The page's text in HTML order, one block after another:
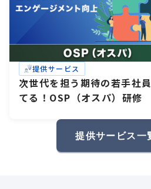
提供サービス
次世代を担う期待の若手社
てる！OSP（オスパ）研修
提供サービス一